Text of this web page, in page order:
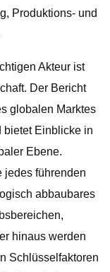
Produktions- und
Akteur ist
Der Bericht
globalen Marktes
bietet Einblicke in
Ebene.
jedes führenden
abbaubares
hinaus werden
Schlüsselfaktoren